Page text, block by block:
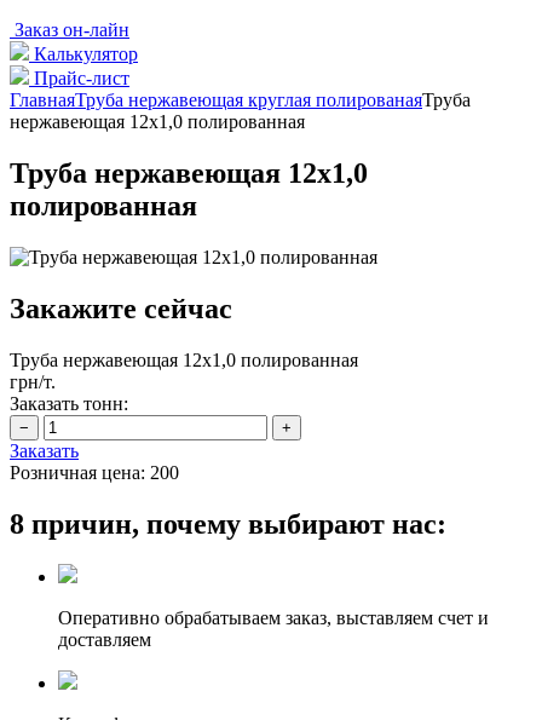
Заказ он-лайн
Калькулятор
Прайс-лист
ГлавнаяТруба нержавеющая круглая полированаяТруба
нержавеющая 12х1,0 полированная
Труба нержавеющая 12х1,0
полированная
Закажите сейчас
Труба нержавеющая 12х1,0 полированная
грн/т.
Заказать тонн:
Заказать
Розничная цена: 200
8 причин, почему выбирают нас:
Оперативно обрабатываем заказ, выставляем счет и
доставляем